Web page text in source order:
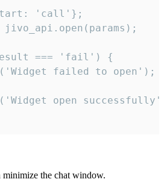
'call'};
=== 'fail') {
failed to open');
open
the chat window.